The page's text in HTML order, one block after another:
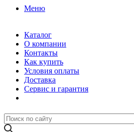
Меню
Каталог
О компании
Контакты
Как купить
Условия оплаты
Доставка
Сервис и гарантия